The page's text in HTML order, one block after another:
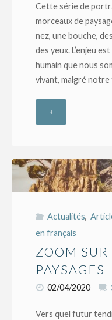
Cette série de
morceaux de
nez, une bouche,
des yeux. L’enjeu
humain que nous
vivant, malgré
+"Zoom
la
série
Dé-
visages"
Actualités,
en français
ZOOM SUR
PAYSAGES
02/04/2020
Vers quel futur